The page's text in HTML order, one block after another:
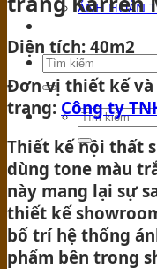
ẢNH HOÀN
Diện tích: 40m2
Đơn vị thiết kế
trang: Công ty
Thiết kế nội thất
dùng tone màu
này mang lại sự
thiết kế
bố trí hệ thống
phẩm bên trong